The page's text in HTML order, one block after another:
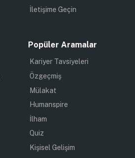
İletişime Geçin
Popüler Aramalar
Kariyer Tavsiyeleri
Özgeçmiş
Mülakat
Humanspire
İlham
Quiz
Kişisel Gelişim